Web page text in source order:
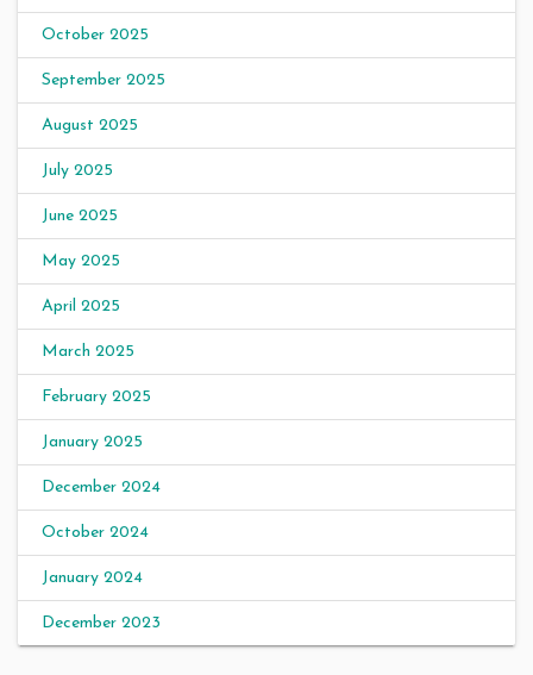
October 2025
September 2025
August 2025
July 2025
June 2025
May 2025
April 2025
March 2025
February 2025
January 2025
December 2024
October 2024
January 2024
December 2023